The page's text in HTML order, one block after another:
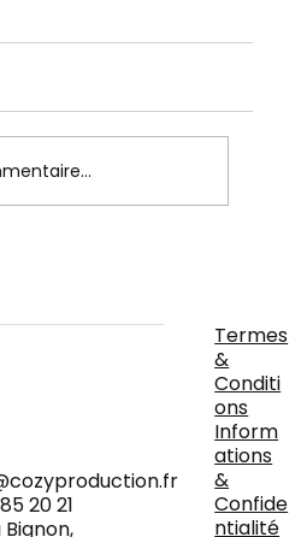
20 21
Termes
&
Conditi
ons
Inform
ations
&
Confide
ntialité